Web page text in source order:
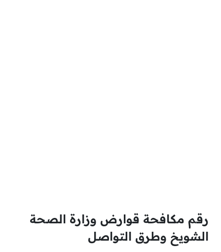
رقم مكافحة قوارض وزارة الصحة
الشويخ وطرق التواصل